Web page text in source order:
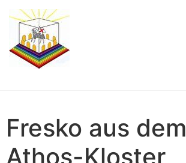
Fresko aus dem
Athos-Kloster